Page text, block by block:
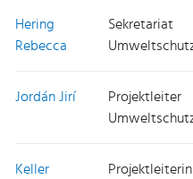
Hering
Rebecca
Sekretariat
Jordán Jirí
Projektleiter
Keller